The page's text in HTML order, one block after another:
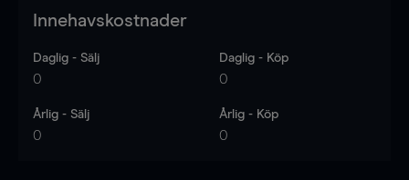
Innehavskostnader
Daglig - Sälj
0
Daglig - Köp
0
Årlig - Sälj
0
Årlig - Köp
0